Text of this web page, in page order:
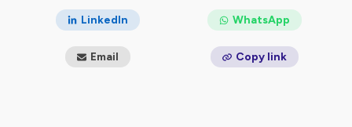
Hébergé par Ausha. Visitez
ausha.co/politique-de-
confidentialitepour plus d'informations.
LinkedIn WhatsApp
Email Copy link